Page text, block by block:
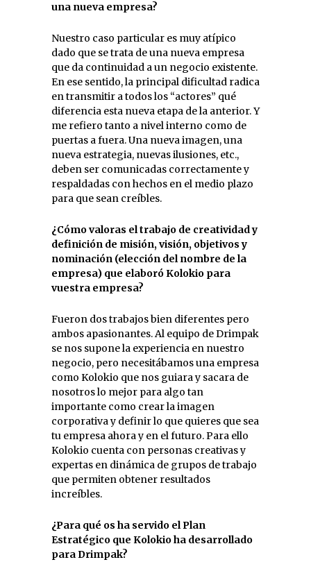
una nueva empresa?
Nuestro caso particular es muy atípico
dado que se trata de una nueva empresa
que da continuidad a un negocio existente.
En ese sentido, la principal dificultad radica
en transmitir a todos los “actores” qué
diferencia esta nueva etapa de la anterior. Y
me refiero tanto a nivel interno como de
puertas a fuera. Una nueva imagen, una
nueva estrategia, nuevas ilusiones, etc.,
deben ser comunicadas correctamente y
respaldadas con hechos en el medio plazo
para que sean creíbles.
¿Cómo valoras el trabajo de creatividad y
definición de misión, visión, objetivos y
nominación (elección del nombre de la
empresa) que elaboró Kolokio para
vuestra empresa?
Fueron dos trabajos bien diferentes pero
ambos apasionantes. Al equipo de Drimpak
se nos supone la experiencia en nuestro
negocio, pero necesitábamos una empresa
como Kolokio que nos guiara y sacara de
nosotros lo mejor para algo tan
importante como crear la imagen
corporativa y definir lo que quieres que sea
tu empresa ahora y en el futuro. Para ello
Kolokio cuenta con personas creativas y
expertas en dinámica de grupos de trabajo
que permiten obtener resultados
increíbles.
¿Para qué os ha servido el Plan
Estratégico que Kolokio ha desarrollado
para Drimpak?